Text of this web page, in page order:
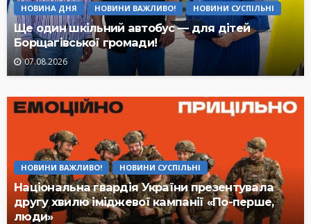
НОВИНА ДНЯ НОВИНИ ВАЖЛИВО! НОВИНИ СУСПІЛЬНІ
Ще один шкільний автобус — для дітей
Борщагівської громади!
07.08.2026
НОВИНИ ВАЖЛИВО! НОВИНИ СУСПІЛЬНІ
Національна гвардія України презентувала
другу хвилю іміджевої кампанії «По-перше,
люди»